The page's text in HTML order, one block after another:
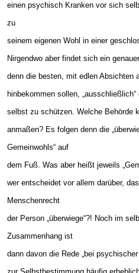
einen psychisch Kranken vor sich
zu
seinem eigenen Wohl in einer
Nirgendwo aber findet sich ein
denn die besten, mit edlen Absichten
hinbekommen sollen,
selbst zu schützen. Welche Behörde
anmaßen? Es folgen denn die
Gemeinwohls“ auf
dem Fuß. Was aber heißt jeweils
wer entscheidet vor allem darüber,
Menschenrecht
der Person „überwiege“?! Noch im
Zusammenhang ist
dann davon die Rede „bei